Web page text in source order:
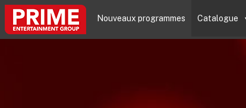
Nouveaux programmes Catalogue